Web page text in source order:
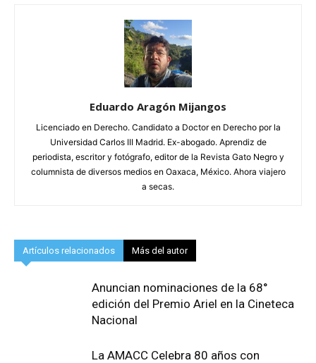
Eduardo Aragón Mijangos
Licenciado en Derecho. Candidato a Doctor en Derecho por la
Universidad Carlos III Madrid. Ex-abogado. Aprendiz de
periodista, escritor y fotógrafo, editor de la Revista Gato Negro y
columnista de diversos medios en Oaxaca, México. Ahora viajero
a secas.
Artículos relacionados Más del autor
Anuncian nominaciones de la 68°
edición del Premio Ariel en la Cineteca
Nacional
La AMACC Celebra 80 años con